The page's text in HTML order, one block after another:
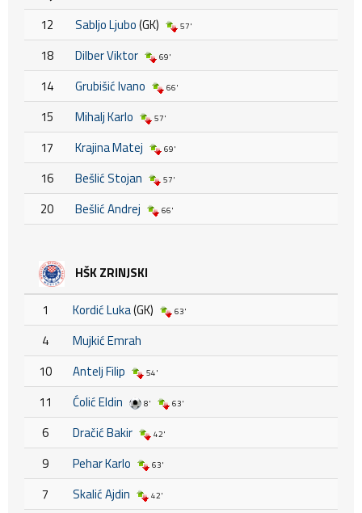
12
Sabljo Ljubo(GK) 57'
18 Dilber Viktor 69'
14 Grubišić Ivano 66'
15 Mihalj Karlo 57'
17 Krajina Matej 69'
16 Bešlić Stojan 57'
20 Bešlić Andrej 66'
HŠK ZRINJSKI
1 Kordić Luka(GK) 63'
4
Mujkić Emrah
10
Antelj Filip 54'
11 Ćolić Eldin 8' 63'
6 Dračić Bakir 42'
9 Pehar Karlo 63'
7 Skalić Ajdin 42'